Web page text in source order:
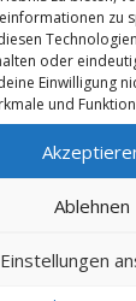
zu
oder
Einwilligung
und
Ablehnen
Einstellungen
Marski im
Merlin
und
an
arbeite
und
Intensiv-